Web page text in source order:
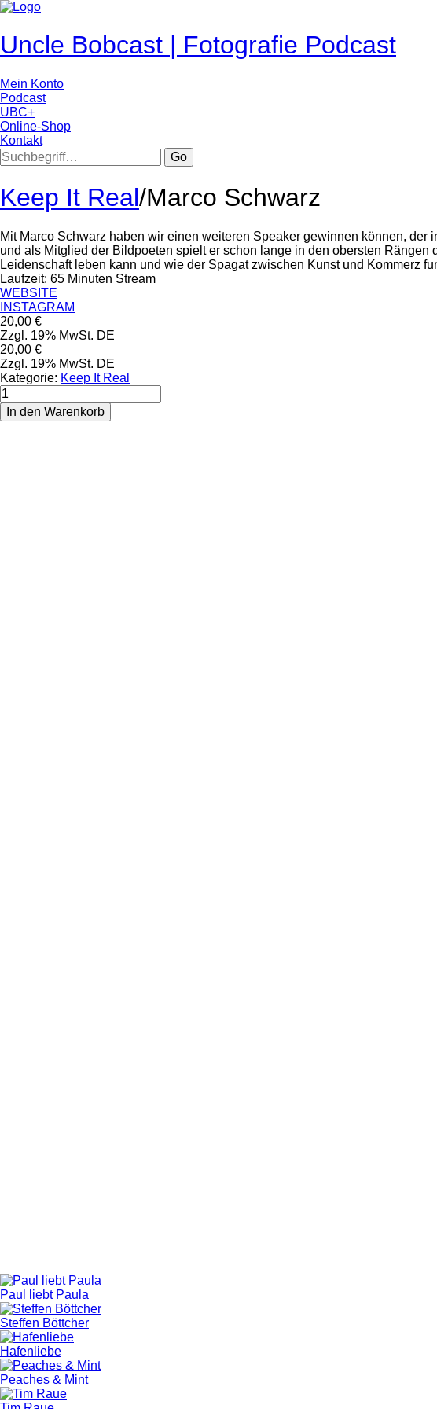
Uncle Bobcast | Fotografie Podcast
Mein Konto
Podcast
UBC+
Online-Shop
Kontakt
Go
Keep It Real/Marco Schwarz
Mit Marco Schwarz haben wir einen weiteren Speaker gewinnen können,
und als Mitglied der Bildpoeten spielt er schon lange in den obersten
Leidenschaft leben kann und wie der Spagat zwischen Kunst und Kommerz
Laufzeit: 65 Minuten Stream
WEBSITE
INSTAGRAM
20,00 €
Zzgl. 19% MwSt. DE
20,00 €
Zzgl. 19% MwSt. DE
Kategorie: Keep It Real
Marco
Schwarz
Menge
In den Warenkorb
Paul liebt Paula
Steffen Böttcher
Hafenliebe
Peaches & Mint